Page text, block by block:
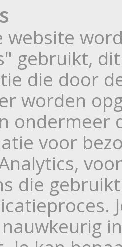
website
gebruikt,
die door
worden
ondermeer
voor
die